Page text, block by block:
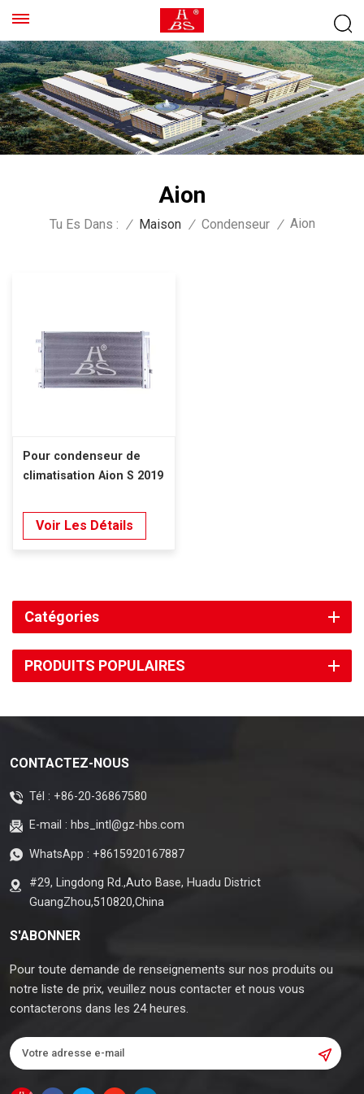
Aion
Tu Es Dans : / Maison / Condenseur / Aion
Pour condenseur de
climatisation Aion S 2019
Voir Les Détails
Catégories
PRODUITS POPULAIRES
CONTACTEZ-NOUS
Tél : +86-20-36867580
E-mail : hbs_intl@gz-hbs.com
WhatsApp : +8615920167887
#29, Lingdong Rd.,Auto Base, Huadu District
GuangZhou,510820,China
S'ABONNER
Pour toute demande de renseignements sur nos produits ou
notre liste de prix, veuillez nous contacter et nous vous
contacterons dans les 24 heures.